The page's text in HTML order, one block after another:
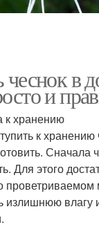
чеснок в
и
к хранению
к
Сначала
Для этого
проветриваемом
излишнюю влагу